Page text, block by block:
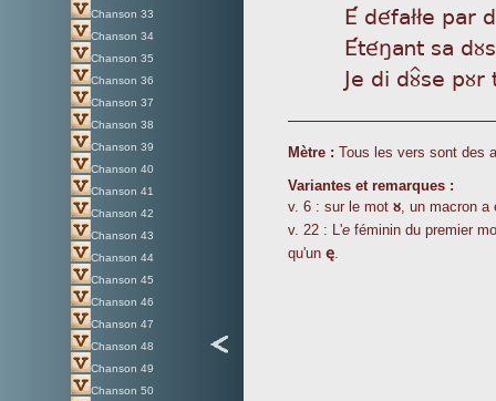
Chanson 33
Chanson 34
Chanson 35
Chanson 36
Chanson 37
Chanson 38
Chanson 39
Chanson 40
Chanson 41
Chanson 42
Chanson 43
Chanson 44
Chanson 45
Chanson 46
Chanson 47
Chanson 48
Chanson 49
Chanson 50
É défa££e par
Étéñant sa
Je di dù^se
Mètre : Tous les vers sont des
Variantes et remarques :
v. 6 : sur le mot ù, un macron a
v. 22 : L'e féminin du premier
qu'un è.